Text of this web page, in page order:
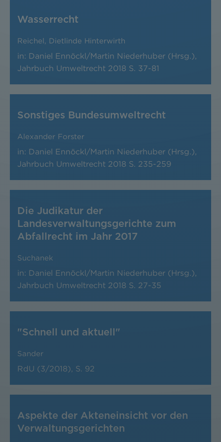
Wasserrecht
Reichel Dietlinde Hinterwirth
in: Daniel Ennöckl/Martin Niederhuber (Hrsg.),
Jahrbuch Umweltrecht 2018 S. 37-81
Sonstiges Bundesumweltrecht
Alexander Forster
in: Daniel Ennöckl/Martin Niederhuber (Hrsg.),
Jahrbuch Umweltrecht 2018 S. 235-259
Die Judikatur der
Landesverwaltungsgerichte zum
Abfallrecht im Jahr 2017
Suchanek
in: Daniel Ennöckl/Martin Niederhuber (Hrsg.),
Jahrbuch Umweltrecht 2018 S. 27-35
"Schnell und aktuell"
Sander
RdU (3/2018), S. 92
Aspekte der Akteneinsicht vor den
Verwaltungsgerichten